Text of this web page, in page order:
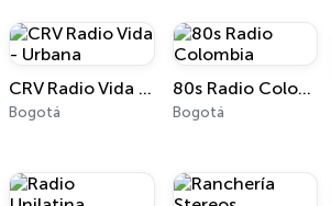
CRV Radio Vida - Urbana
Bogotá
80s Radio Colombia
Bogotá